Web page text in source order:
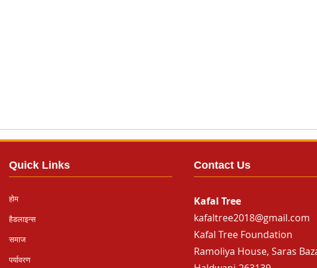
Quick Links
होम
हैडलाइन्स
समाज
पर्यावरण
Contact Us
Kafal Tree
kafaltree2018@gmail.com
Kafal Tree Foundation
Ramoliya House, Saras